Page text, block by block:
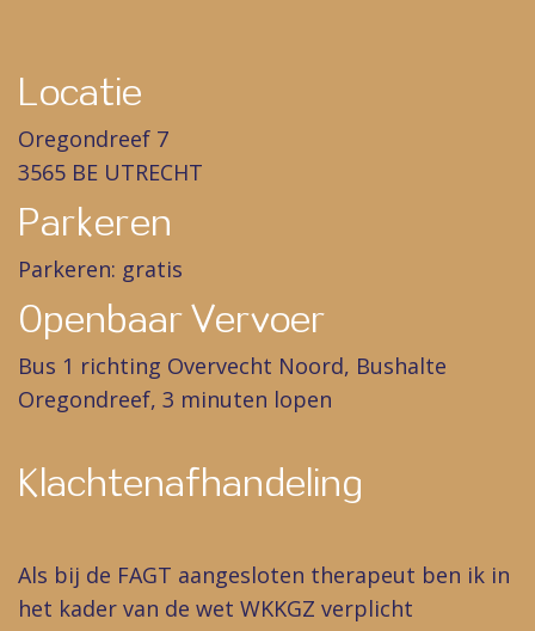
Locatie
Oregondreef 7
3565 BE UTRECHT
Parkeren
Parkeren: gratis
Openbaar Vervoer
Bus 1 richting Overvecht Noord, Bushalte
Oregondreef, 3 minuten lopen
Klachtenafhandeling
Als bij de FAGT aangesloten therapeut ben ik in
het kader van de wet WKKGZ verplicht